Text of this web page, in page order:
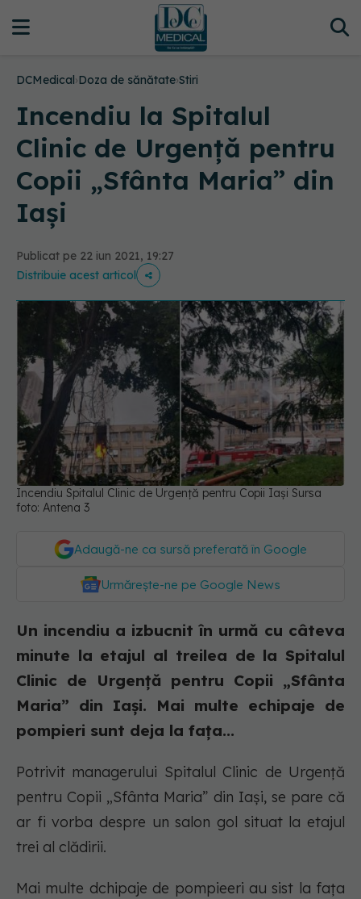
DCMedical›Doza de sănătate›Stiri
Incendiu la Spitalul
Clinic de Urgență pentru
Copii „Sfânta Maria” din
Iași
Publicat pe 22 iun 2021, 19:27
Distribuie acest articol
Incendiu Spitalul Clinic de Urgență pentru Copii Iași Sursa
foto: Antena 3
Adaugă-ne ca sursă preferată în Google
Urmărește-ne pe Google News
Un incendiu a izbucnit în urmă cu câteva
minute la etajul al treilea de la Spitalul
Clinic de Urgență pentru Copii „Sfânta
Maria” din Iași. Mai multe echipaje de
pompieri sunt deja la fața...
Potrivit managerului Spitalul Clinic de Urgență
pentru Copii „Sfânta Maria” din Iași, se pare că
ar fi vorba despre un salon gol situat la etajul
trei al clădirii.
Mai multe dchipaje de pompieeri au sist la fața